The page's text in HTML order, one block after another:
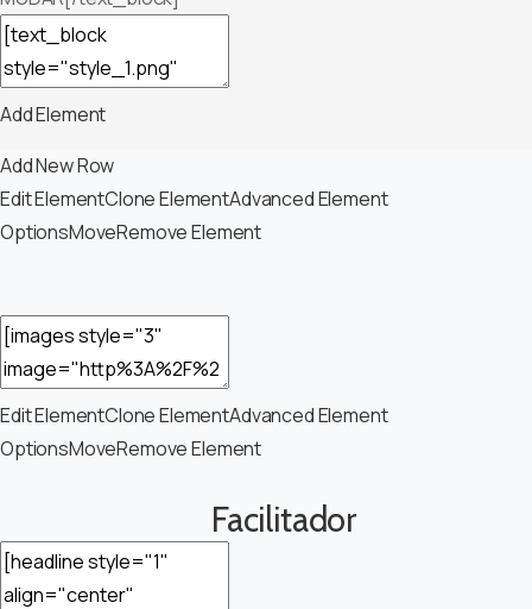
Add Element
Add New Row
Edit ElementClone ElementAdvanced Element
OptionsMoveRemove Element
Edit ElementClone ElementAdvanced Element
OptionsMoveRemove Element
Facilitador